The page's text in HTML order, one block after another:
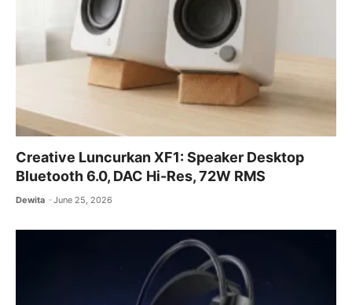
Creative Luncurkan XF1: Speaker Desktop
Bluetooth 6.0, DAC Hi-Res, 72W RMS
Dewita June 25, 2026